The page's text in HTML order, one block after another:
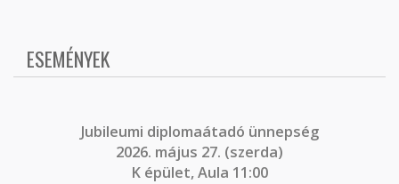
ESEMÉNYEK
Jubileumi diplomaátadó ünnepség
2026. május 27. (szerda)
K épület, Aula 11:00